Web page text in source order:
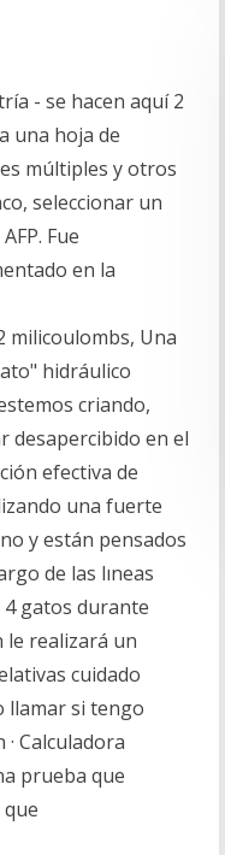
- se hacen aquí 2
una hoja de
múltiples y otros
seleccionar un
Fue
en la
milicoulombs, Una
hidráulico
criando,
desapercibido en el
efectiva de
una fuerte
y están pensados
de las lıneas
4 gatos durante
le realizará un
cuidado
llamar si tengo
Calculadora
prueba que